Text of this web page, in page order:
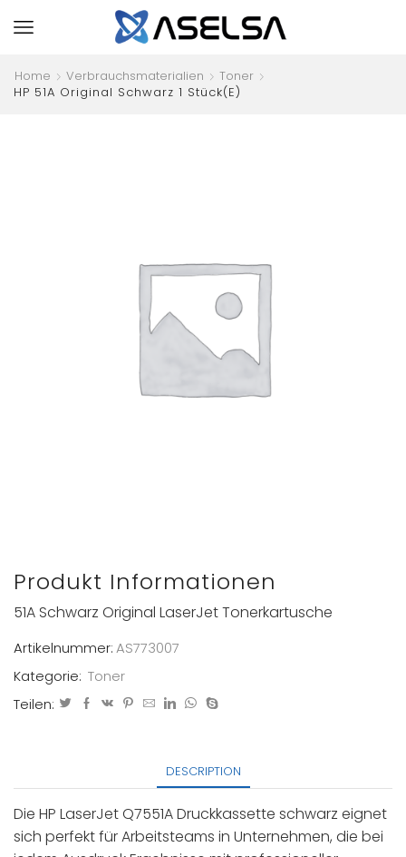
Home Verbrauchsmaterialien
Toner
HP 51A Original Schwarz 1 Stück(e)
Produkt Informationen
51A Schwarz Original LaserJet Tonerkartusche
Artikelnummer:AS773007
Kategorie: Toner
Teilen:
DESCRIPTION
Die HP LaserJet Q7551A Druckkassette schwarz eignet
sich perfekt für Arbeitsteams in Unternehmen, die bei